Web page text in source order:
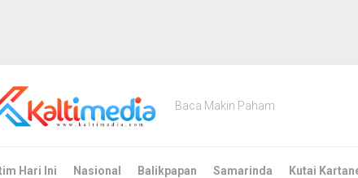
Baca Makin Paham
Hari Ini Nasional Balikpapan Samarinda Kutai